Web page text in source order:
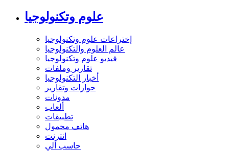
علوم وتكنولوجيا
إختراعات علوم وتكنولوجيا
عالم العلوم والتكنولوجيا
فيديو علوم وتكنولوجيا
تقارير وملفات
أخبار التكنولوجيا
حوارات وتقارير
مدونات
ألعاب
تطبيقات
هاتف محمول
انترنت
حاسب آلي